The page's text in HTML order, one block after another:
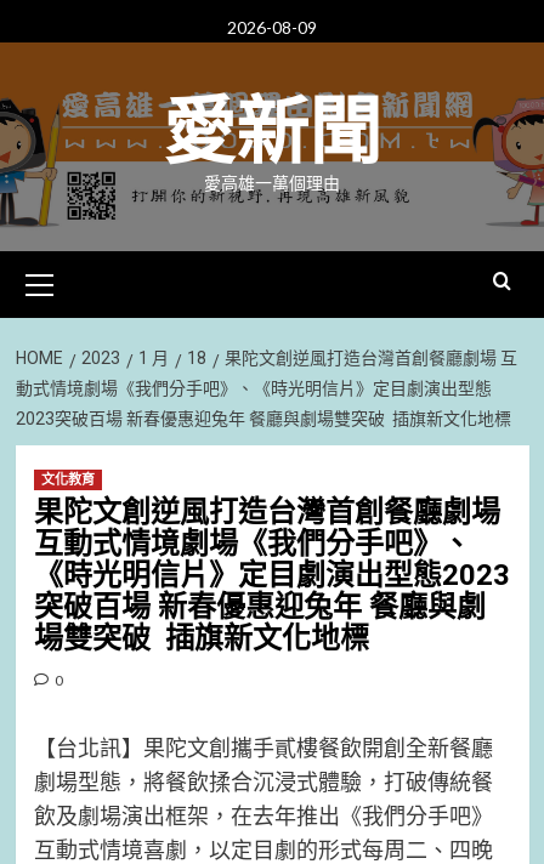
to
2026-08-09
愛新聞
愛高雄一萬個理由
Menu
HOME 2023 1 月 18
果陀文創逆風打造台灣首創餐廳劇場 互
動式情境劇場《我們分手吧》、《時光明信片》定目劇演出型態
2023突破百場 新春優惠迎兔年 餐廳與劇場雙突破 插旗新文化地標
文化教育
果陀文創逆風打造台灣首創餐廳劇場
互動式情境劇場《我們分手吧》、
《時光明信片》定目劇演出型態2023
突破百場 新春優惠迎兔年 餐廳與劇
場雙突破 插旗新文化地標
0
【台北訊】果陀文創攜手貳樓餐飲開創全新餐廳
劇場型態，將餐飲揉合沉浸式體驗，打破傳統餐
飲及劇場演出框架，在去年推出《我們分手吧》
互動式情境喜劇，以定目劇的形式每周二、四晚